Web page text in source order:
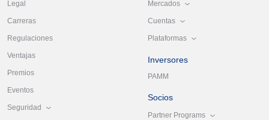
Legal
Carreras
Regulaciones
Ventajas
Premios
Eventos
Seguridad
Mercados
Cuentas
Plataformas
Inversores
PAMM
Socios
Partner Programs